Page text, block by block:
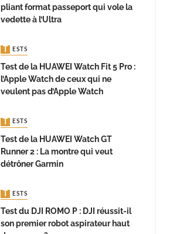
pliant format passeport qui vole la
vedette à l’Ultra
TESTS
Test de la HUAWEI Watch Fit 5 Pro :
l’Apple Watch de ceux qui ne
veulent pas d’Apple Watch
TESTS
Test de la HUAWEI Watch GT
Runner 2 : La montre qui veut
détrôner Garmin
TESTS
Test du DJI ROMO P : DJI réussit-il
son premier robot aspirateur haut